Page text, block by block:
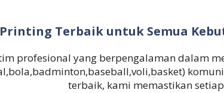
Printing Terbaik untuk Semua
profesional yang berpengalaman dalam
terbaik, kami memastikan